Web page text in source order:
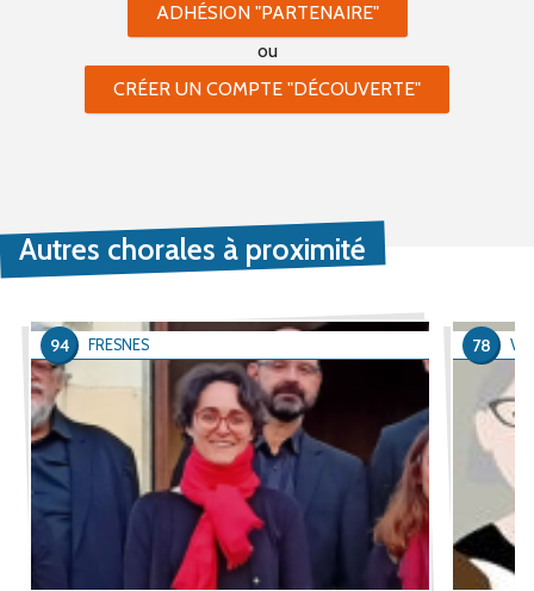
ADHÉSION "PARTENAIRE"
ou
CRÉER UN COMPTE "DÉCOUVERTE"
Autres chorales à proximité
FRESNES
94 78